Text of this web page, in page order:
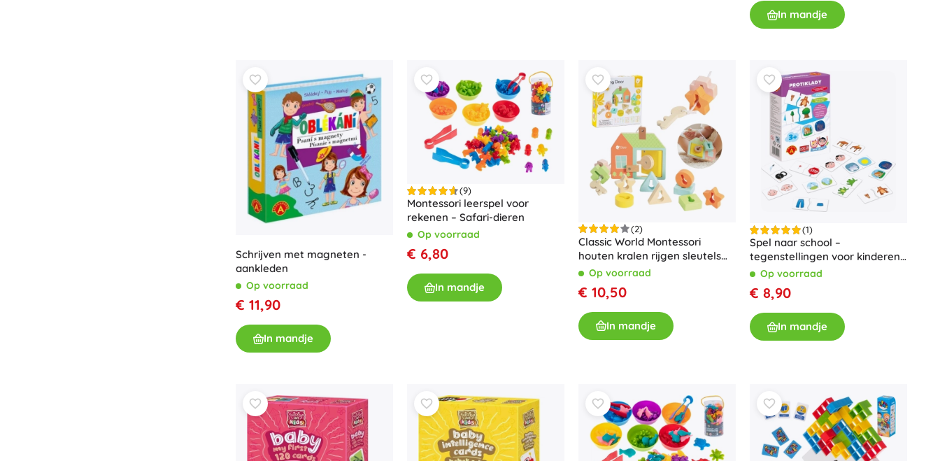
Slaap
Kinderwagens
+Meer tonen
Waterpistolen
Bogen
Kruisbogen
+ Meer tonen
Elektronisch speelgoed
Afstandsbedienbare speelgoed
Spelconsoles
Microscopen en telescopen
Meer tonen
Kinderkleding
Babykleding
Schoenen
Sweaters en truien
Sokken en panty’s
Ansichtkaarten
Voor kleine vertellers
+Meer tonen
Voor meisjes
In mandje
Schrijven met magneten -
aankleden
Op voorraad
€ 11,90
In mandje
(9)
Montessori leerspel voor
rekenen – Safari-dieren
Op voorraad
€ 6,80
In mandje
(2)
Classic World Montessori
houten kralen rijgen sleutels
en deuren 11 stuks
Op voorraad
€ 10,50
In mandje
(1)
Spel naar school –
tegenstellingen voor kinderen
van 3–6 jaar
Op voorraad
€ 8,90
In mandje